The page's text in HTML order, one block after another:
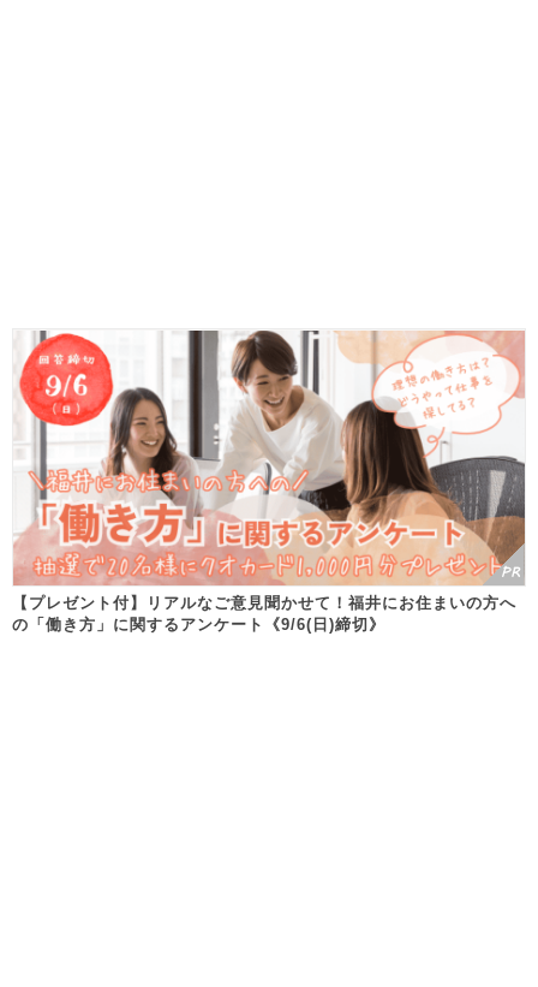
【プレゼント付】リアルなご意見聞かせて！福井にお住まいの方へ
の「働き方」に関するアンケート《9/6(日)締切》